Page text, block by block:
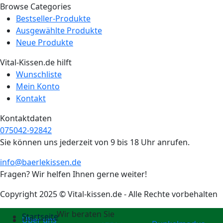
Browse Categories
Bestseller-Produkte
Ausgewählte Produkte
Neue Produkte
Vital-Kissen.de hilft
Wunschliste
Mein Konto
Kontakt
Kontaktdaten
075042-92842
Sie können uns jederzeit von 9 bis 18 Uhr anrufen.
info@baerlekissen.de
Fragen? Wir helfen Ihnen gerne weiter!
Copyright 2025 © Vital-kissen.de - Alle Rechte vorbehalten
Über uns
Wir beraten Sie
Startseite